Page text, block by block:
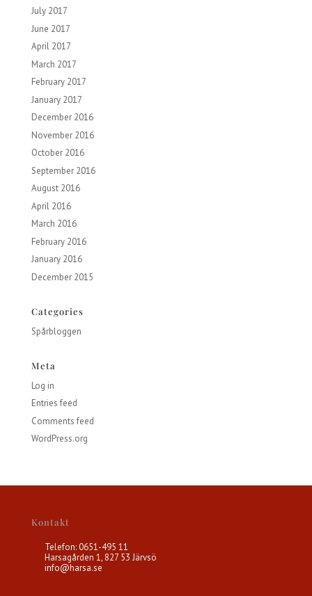
July 2017
June 2017
April 2017
March 2017
February 2017
January 2017
December 2016
November 2016
October 2016
September 2016
August 2016
April 2016
March 2016
February 2016
January 2016
December 2015
Categories
Spårbloggen
Meta
Log in
Entries feed
Comments feed
WordPress.org
Kontakt
Telefon: 0651-495 11
Harsagården 1, 827 53 Järvsö
info@harsa.se